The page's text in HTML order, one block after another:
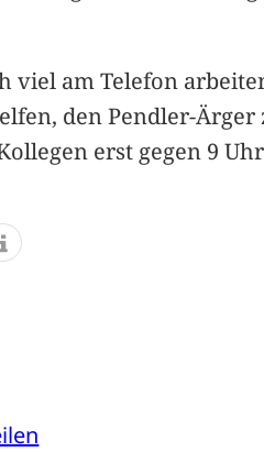
viel am Telefon
den Pendler-
erst gegen 9